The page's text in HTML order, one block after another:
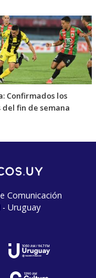
Confirmados los
fin de semana
Comunicación
- Uruguay